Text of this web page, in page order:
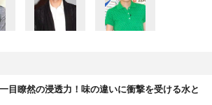
目瞭然の浸透力！味の違いに衝撃を受ける水と